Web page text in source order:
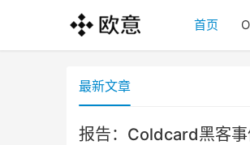
首页
最新文章
报告：Coldcard黑客